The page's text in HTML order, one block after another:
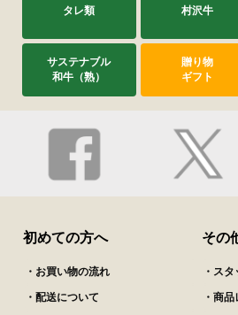
タレ類 村沢牛
サステナブル
和牛（熟）
贈り物
ギフト
初めての方へ
・お買い物の流れ
・配送について
その
・ス
・商